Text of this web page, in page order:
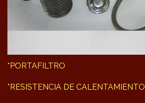
*PORTAFILTRO
*RESISTENCIA DE CALENTAMIENTO